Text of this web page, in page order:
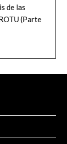
de las
(Parte